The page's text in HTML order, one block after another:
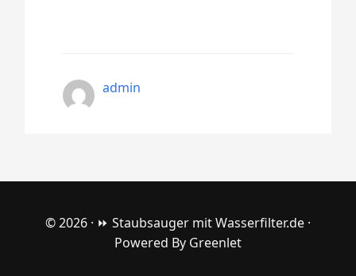
admin
© 2026 · ⏩ Staubsauger mit Wasserfilter.de ·
Powered By Greenlet